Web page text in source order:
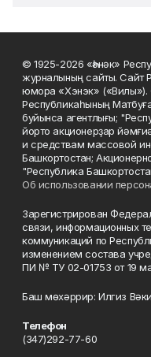
© 1925-2026 «Һәнәк»
журналының сайты. Сайт
юмора «Хэнэк» («Вилы»).
Республикаһының
буйынса агентлығы;
йорто акционерҙар
и средствам массовой
Башкортостан;
"Республика
Об использовании
Зарегистрирован
связи, информационных
коммуникаций по
изменением состава
ПИ № ТУ 02-01753 от 19
Баш мөхәррир: Илгиз
Телефон
(347)292-77-60